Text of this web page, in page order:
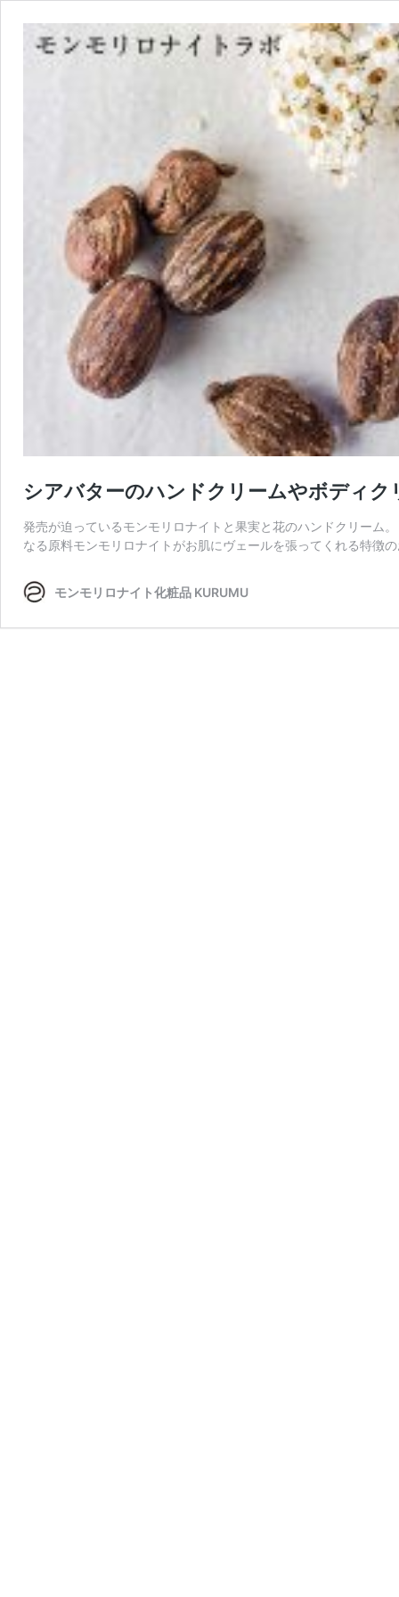
シアバターのハンドクリームやボディ
発売が迫っているモンモリロナイトと果実と花のハンドクリーム
なる原料モンモリロナイトがお肌にヴェールを張ってくれる特徴
モンモリロナイト化粧品 KURUMU